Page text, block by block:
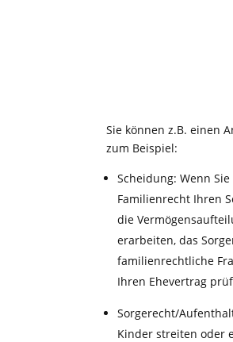
Sie können z.B. einen
zum Beispiel:
Scheidung: Wenn
Familienrecht Ihren
die
erarbeiten, das
familienrechtliche
Ihren Ehevertrag
Sorgerecht/
Kinder streiten oder